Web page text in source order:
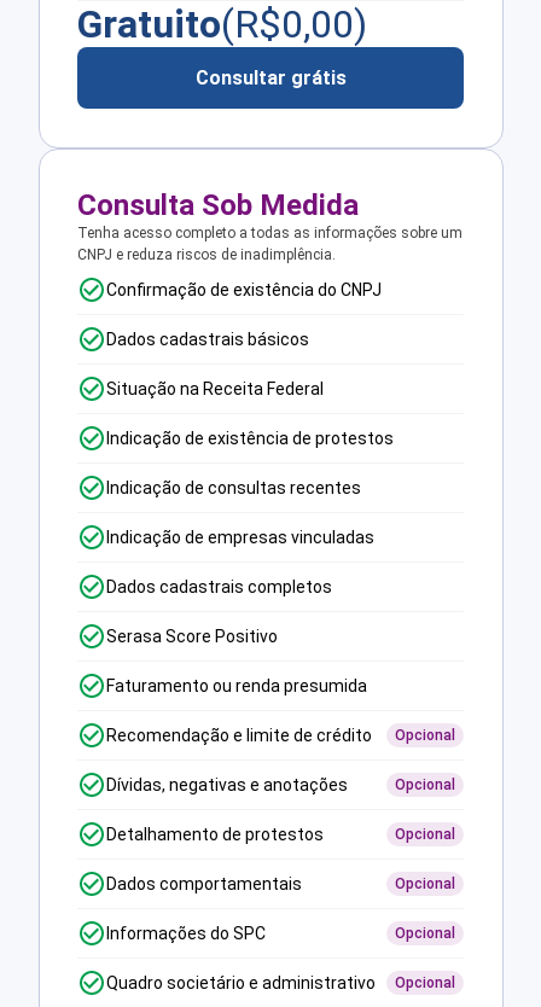
Gratuito(R$0,00)
Consultar grátis
Consulta Sob Medida
Tenha acesso completo a todas as informações sobre um
CNPJ e reduza riscos de inadimplência.
Confirmação de existência do CNPJ
Dados cadastrais básicos
Situação na Receita Federal
Indicação de existência de protestos
Indicação de consultas recentes
Indicação de empresas vinculadas
Dados cadastrais completos
Serasa Score Positivo
Faturamento ou renda presumida
Recomendação e limite de crédito Opcional
Dívidas, negativas e anotações Opcional
Detalhamento de protestos Opcional
Dados comportamentais Opcional
Informações do SPC Opcional
Quadro societário e administrativo Opcional